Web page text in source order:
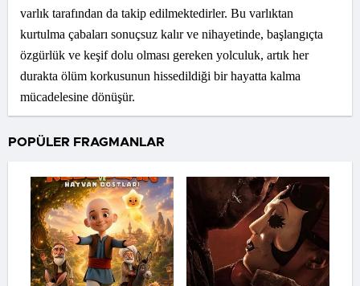
varlık tarafından da takip edilmektedirler. Bu varlıktan
kurtulma çabaları sonuçsuz kalır ve nihayetinde, başlangıçta
özgürlük ve keşif dolu olması gereken yolculuk, artık her
durakta ölüm korkusunun hissedildiği bir hayatta kalma
mücadelesine dönüşür.
POPÜLER FRAGMANLAR